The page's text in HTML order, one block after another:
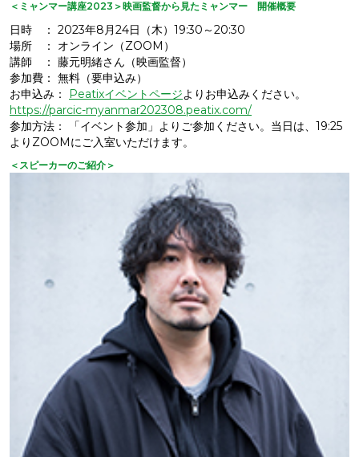
＜ミャンマー講座2023＞映画監督から見たミャンマー 開催概要
日時 ： 2023年8月24日（木）19:30～20:30
場所 ： オンライン（ZOOM）
講師 ： 藤元明緒さん（映画監督）
参加費： 無料（要申込み）
お申込み： Peatixイベントページよりお申込みください。
https://parcic-myanmar202308.peatix.com/
参加方法： 「イベント参加」よりご参加ください。当日は、19:25
よりZOOMにご入室いただけます。
＜スピーカーのご紹介＞